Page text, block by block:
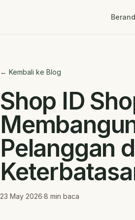
← Kembali ke Blog
Shop ID
Pelanggan
23 May 2026·8 min baca